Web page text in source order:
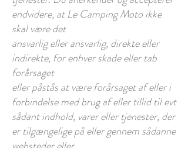
endvidere, at Le Camping Moto ikke
skal være det
ansvarlig eller ansvarlig, direkte eller
indirekte, for enhver skade eller tab
forårsaget
eller påstås at være forårsaget af eller i
forbindelse med brug af eller tillid til evt
sådant indhold, varer eller tjenester, der
er tilgængelige på eller gennem sådanne